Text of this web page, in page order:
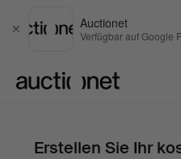
Schließen
Auctionet
Verfügbar auf Google
Erstellen Sie Ihr